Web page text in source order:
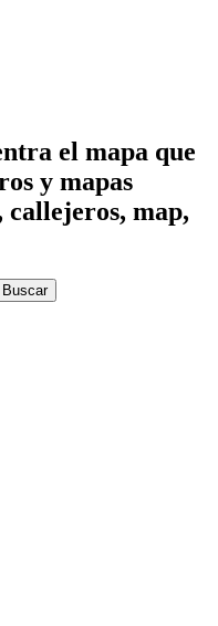
el mapa que
y mapas
map,